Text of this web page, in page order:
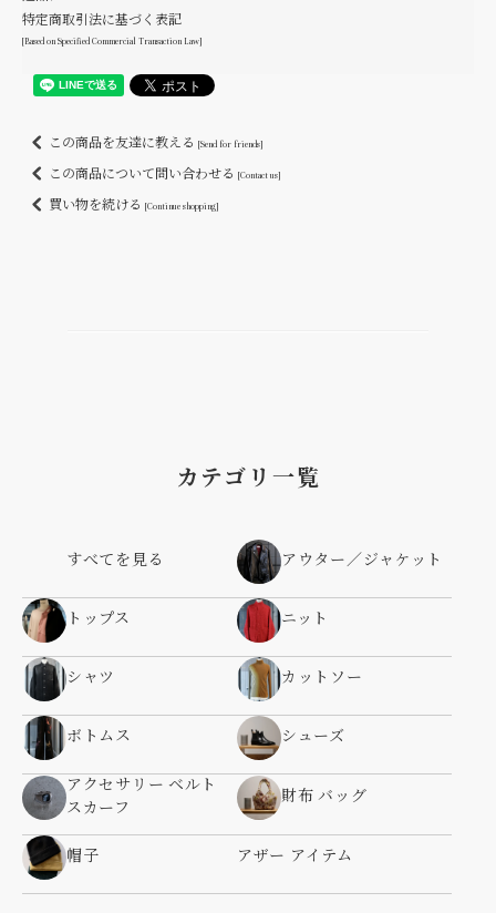
特定商取引法に基づく表記
[Based on Specified Commercial Transaction Law]
この商品を友達に教える [Send for friends]
この商品について問い合わせる [Contact us]
買い物を続ける [Continue shopping]
カテゴリ一覧
すべてを見る アウター／ジャケット
トップス ニット
シャツ カットソー
ボトムス シューズ
アクセサリー ベルト
スカーフ
財布 バッグ
帽子 アザー アイテム